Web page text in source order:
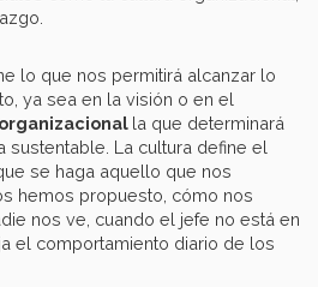
lo que nos permitirá alcanzar lo
ya sea en la visión o en el
la que determinará
La cultura define el
se haga aquello que nos
hemos propuesto, cómo nos
nos ve, cuando el jefe no está en
el comportamiento diario de los